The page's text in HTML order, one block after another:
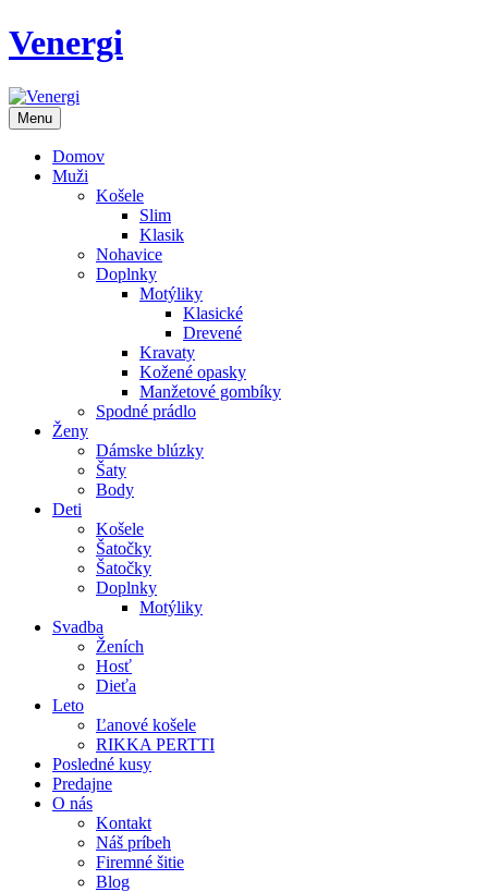
Venergi
Menu
Domov
Muži
Košele
Slim
Klasik
Nohavice
Doplnky
Motýliky
Klasické
Drevené
Kravaty
Kožené opasky
Manžetové gombíky
Spodné prádlo
Ženy
Dámske blúzky
Šaty
Body
Deti
Košele
Šatočky
Šatočky
Doplnky
Motýliky
Svadba
Ženích
Hosť
Dieťa
Leto
Ľanové košele
RIKKA PERTTI
Posledné kusy
Predajne
O nás
Kontakt
Náš príbeh
Firemné šitie
Blog